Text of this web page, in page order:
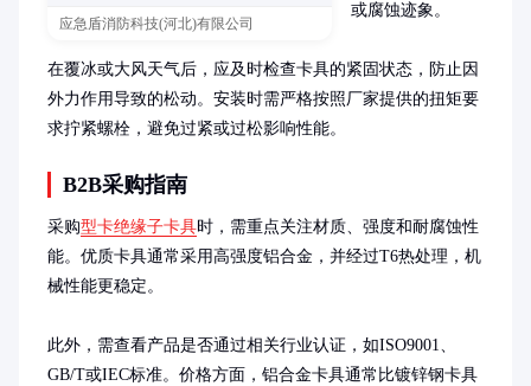
应急盾消防科技(河北)有限公司
或腐蚀迹象。
在覆冰或大风天气后，应及时检查卡具的紧固状态，防止因
外力作用导致的松动。安装时需严格按照厂家提供的扭矩要
求拧紧螺栓，避免过紧或过松影响性能。
B2B采购指南
采购型卡绝缘子卡具时，需重点关注材质、强度和耐腐蚀性
能。优质卡具通常采用高强度铝合金，并经过T6热处理，机
械性能更稳定。
此外，需查看产品是否通过相关行业认证，如ISO9001、
GB/T或IEC标准。价格方面，铝合金卡具通常比镀锌钢卡具